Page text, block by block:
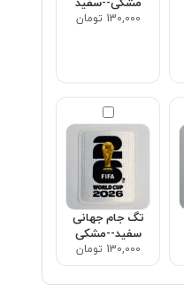
مشکی--سفید
130,000 تومان
تگ جام جهانی
سفید--مشکی
130,000 تومان